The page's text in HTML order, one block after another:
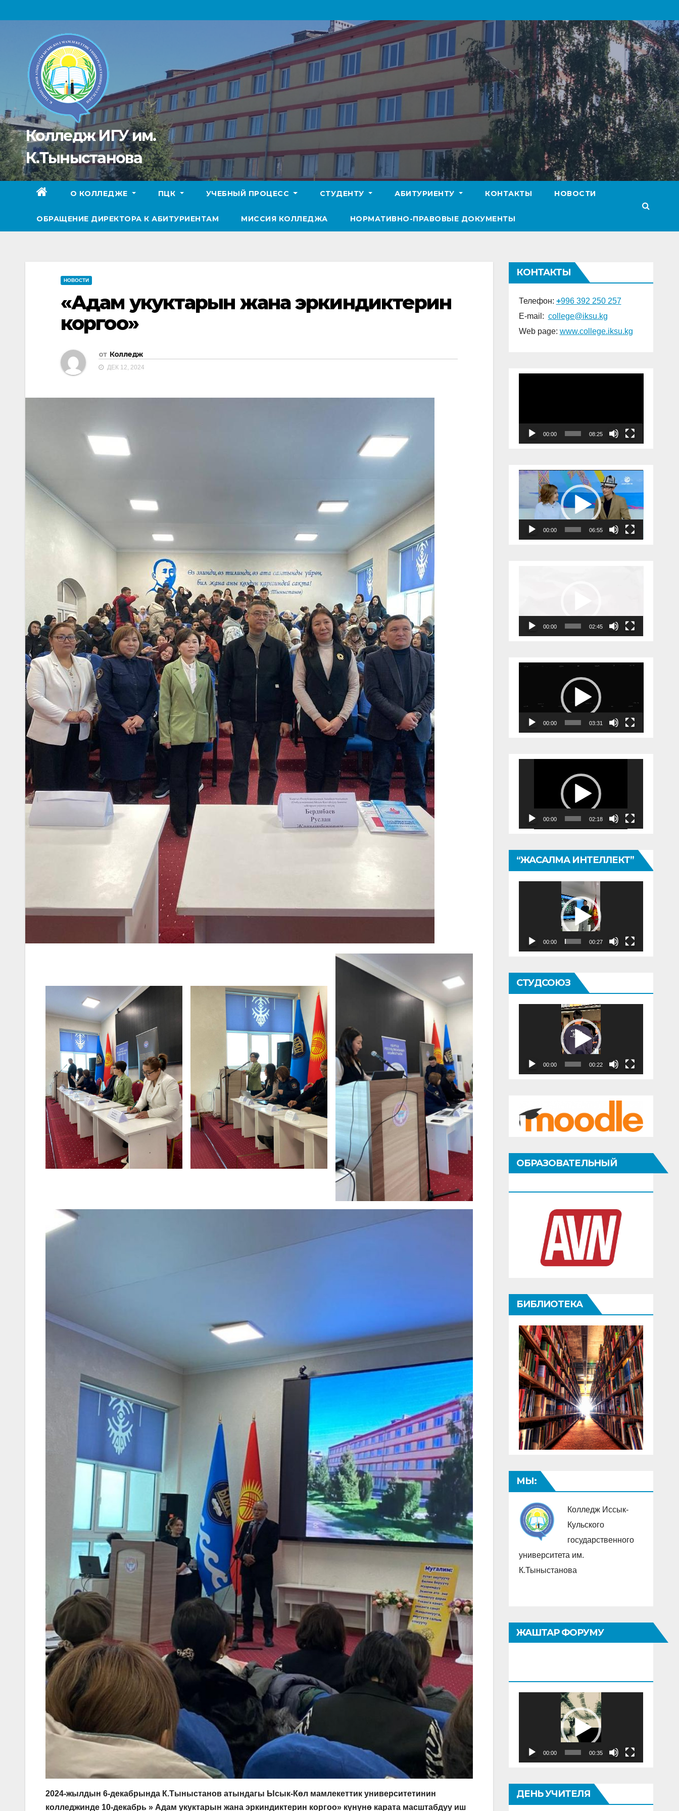
к
содержимому
Колледж ИГУ им.
К.Тыныстанова
О КОЛЛЕДЖЕ ПЦК УЧЕБНЫЙ ПРОЦЕСС СТУДЕНТУ АБИТУРИЕНТУ КОНТАКТЫ НОВОСТИ
ОБРАЩЕНИЕ ДИРЕКТОРА К АБИТУРИЕНТАМ МИССИЯ КОЛЛЕДЖА НОРМАТИВНО-ПРАВОВЫЕ ДОКУМЕНТЫ
НОВОСТИ
«Адам укуктарын жана эркиндиктерин
коргоо»
от Колледж
ДЕК 12, 2024
2024-жылдын 6-декабрында К.Тыныстанов атындагы Ысык-Көл мамлекеттик университетинин
колледжинде 10-декабрь » Адам укуктарын жана эркиндиктерин коргоо» күнүнө карата масштабдуу иш
КОНТАКТЫ
Телефон: +996 392 250 257
E-mail: college@iksu.kg
Web page: www.college.iksu.kg
00:00 08:25
Видеоплеер
00:00 06:55
00:00 02:45
Видеоплеер
00:00 03:31
00:00 02:18
“ЖАСАЛМА ИНТЕЛЛЕКТ”
00:00 00:27
СТУДСОЮЗ
Видеоплеер
00:00 00:22
ОБРАЗОВАТЕЛЬНЫЙ
БИБЛИОТЕКА
МЫ:
Колледж Иссык-
Кульского
государственного
университета им.
К.Тыныстанова
ЖАШТАР ФОРУМУ
Видеоплеер
00:00 00:35
ДЕНЬ УЧИТЕЛЯ